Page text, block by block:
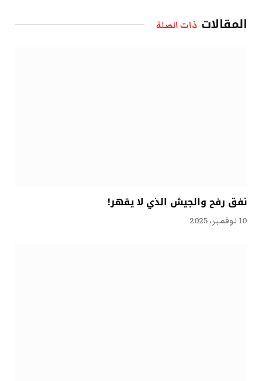
المقالات ذات الصلة
نفق رفح والجيش الذي لا يقهر!
10 نوفمبر، 2025